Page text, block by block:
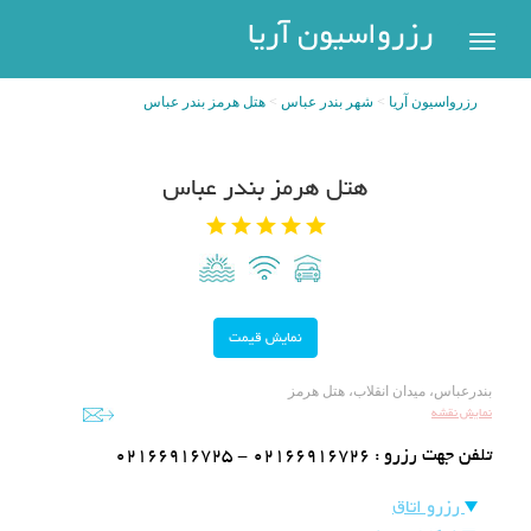
رزرواسیون آریارزرواسیون
اریا
پیگیری
رزرو
عضویت
مشهد
های
کیش
رزرواسیون آریا شهر بندر عباس هتل هرمز بندر عباس
هتل هرمز بندر عباس
بندرعباس، میدان انقلاب، هتل هرمز
نمایش نقشه
تلفن جهت رزرو : 02166916725 - 02166916726
رزرو اتاق